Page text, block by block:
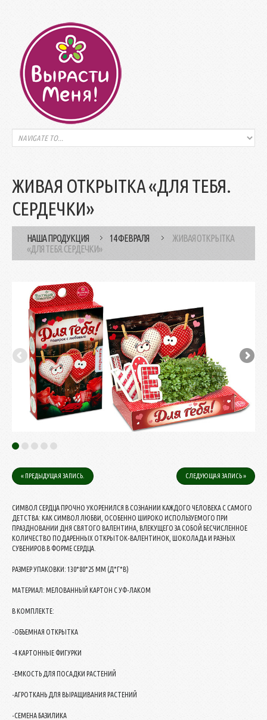
ЖИВАЯ ОТКРЫТКА «ДЛЯ ТЕБЯ.
СЕРДЕЧКИ»
НАША ПРОДУКЦИЯ
/
14 ФЕВРАЛЯ
ЖИВАЯ ОТКРЫТКА
«ДЛЯ ТЕБЯ. СЕРДЕЧКИ»
« ПРЕДЫДУЩАЯ ЗАПИСЬ. СЛЕДУЮЩАЯ ЗАПИСЬ »
СИМВОЛ СЕРДЦА ПРОЧНО УКОРЕНИЛСЯ В СОЗНАНИИ КАЖДОГО ЧЕЛОВЕКА С САМОГО
ДЕТСТВА: КАК СИМВОЛ ЛЮБВИ, ОСОБЕННО ШИРОКО ИСПОЛЬЗУЕМОГО ПРИ
ПРАЗДНОВАНИИ ДНЯ СВЯТОГО ВАЛЕНТИНА, ВЛЕКУЩЕГО ЗА СОБОЙ БЕСЧИСЛЕННОЕ
КОЛИЧЕСТВО ПОДАРЕННЫХ ОТКРЫТОК-ВАЛЕНТИНОК, ШОКОЛАДА И РАЗНЫХ
СУВЕНИРОВ В ФОРМЕ СЕРДЦА.
РАЗМЕР УПАКОВКИ: 130*80*25 ММ (Д*Г*В)
МАТЕРИАЛ: МЕЛОВАННЫЙ КАРТОН С УФ-ЛАКОМ
В КОМПЛЕКТЕ:
-ОБЪЕМНАЯ ОТКРЫТКА
-4 КАРТОННЫЕ ФИГУРКИ
-ЕМКОСТЬ ДЛЯ ПОСАДКИ РАСТЕНИЙ
-АГРОТКАНЬ ДЛЯ ВЫРАЩИВАНИЯ РАСТЕНИЙ
-СЕМЕНА БАЗИЛИКА